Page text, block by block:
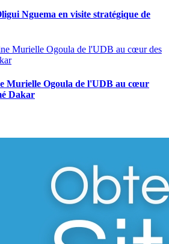
Nguema en visite stratégique de
Murielle Ogoula de l'UDB au cœur
Dakar